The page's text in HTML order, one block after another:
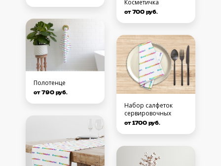
Полотенце
от 790 руб.
Косметичка
от 700 руб.
Набор салфеток
сервировочных
от 1700 руб.